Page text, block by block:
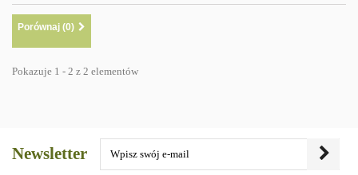
Porównaj (0)
Pokazuje 1 - 2 z 2 elementów
Newsletter